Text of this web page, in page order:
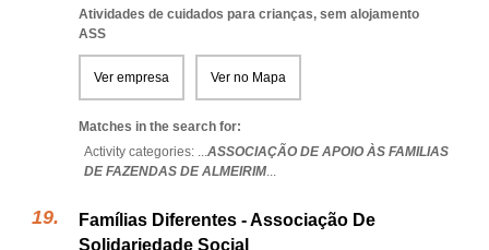
Atividades de cuidados para crianças, sem alojamento
ASS
Ver empresa Ver no Mapa
Matches in the search for:
Activity categories: ...ASSOCIAÇÃO DE APOIO ÀS FAMILIAS
DE FAZENDAS DE ALMEIRIM...
Famílias Diferentes - Associação De
Solidariedade Social